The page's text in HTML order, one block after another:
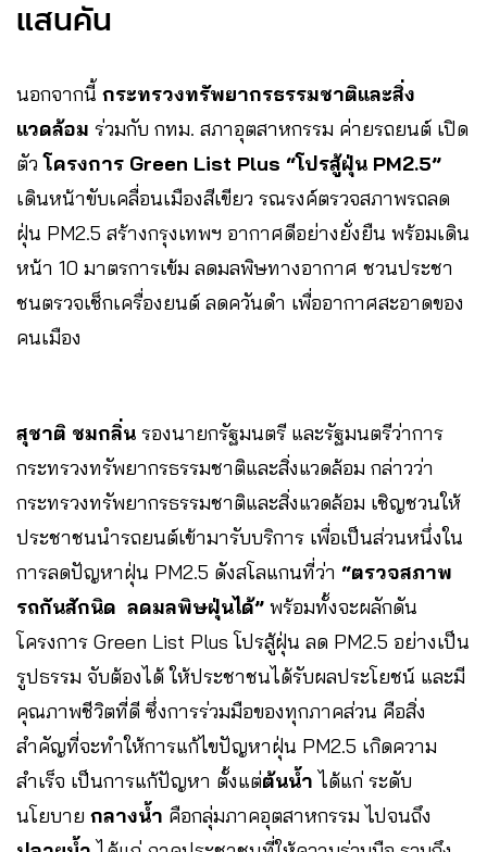
แสนคัน
นอกจากนี้ กระทรวงทรัพยากรธรรมชาติและสิ่ง
แวดล้อม ร่วมกับ กทม. สภาอุตสาหกรรม ค่ายรถยนต์ เปิด
ตัวโครงการ Green List Plus “โปรสู้ฝุ่น PM2.5”
เดินหน้าขับเคลื่อนเมืองสีเขียว รณรงค์ตรวจสภาพรถลด
ฝุ่น PM2.5 สร้างกรุงเทพฯ อากาศดีอย่างยั่งยืน พร้อมเดิน
หน้า 10 มาตรการเข้ม ลดมลพิษทางอากาศ ชวนประชา
ชนตรวจเช็กเครื่องยนต์ ลดควันดำ เพื่ออากาศสะอาดของ
คนเมือง
สุชาติ ชมกลิ่น รองนายกรัฐมนตรี และรัฐมนตรีว่าการ
กระทรวงทรัพยากรธรรมชาติและสิ่งแวดล้อม กล่าวว่า
กระทรวงทรัพยากรธรรมชาติและสิ่งแวดล้อม เชิญชวนให้
ประชาชนนำรถยนต์เข้ามารับบริการ เพื่อเป็นส่วนหนึ่งใน
การลดปัญหาฝุ่น PM2.5 ดังสโลแกนที่ว่า “ตรวจสภาพ
รถกันสักนิด ลดมลพิษฝุ่นได้” พร้อมทั้งจะผลักดัน
โครงการ Green List Plus โปรสู้ฝุ่น ลด PM2.5 อย่างเป็น
รูปธรรม จับต้องได้ ให้ประชาชนได้รับผลประโยชน์ และมี
คุณภาพชีวิตที่ดี ซึ่งการร่วมมือของทุกภาคส่วน คือสิ่ง
สำคัญที่จะทำให้การแก้ไขปัญหาฝุ่น PM2.5 เกิดความ
สำเร็จ เป็นการแก้ปัญหา ตั้งแต่ต้นน้ำ ได้แก่ ระดับ
นโยบาย กลางน้ำ คือกลุ่มภาคอุตสาหกรรม ไปจนถึง